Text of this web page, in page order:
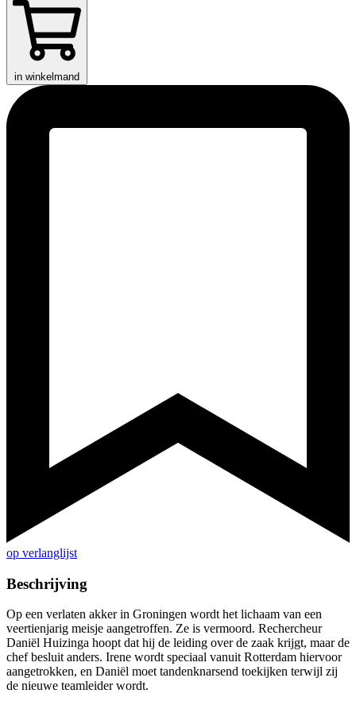
in winkelmand
op verlanglijst
Beschrijving
Op een verlaten akker in Groningen wordt het lichaam van een
veertienjarig meisje aangetroffen. Ze is vermoord. Rechercheur
Daniël Huizinga hoopt dat hij de leiding over de zaak krijgt, maar de
chef besluit anders. Irene wordt speciaal vanuit Rotterdam hiervoor
aangetrokken, en Daniël moet tandenknarsend toekijken terwijl zij
de nieuwe teamleider wordt.